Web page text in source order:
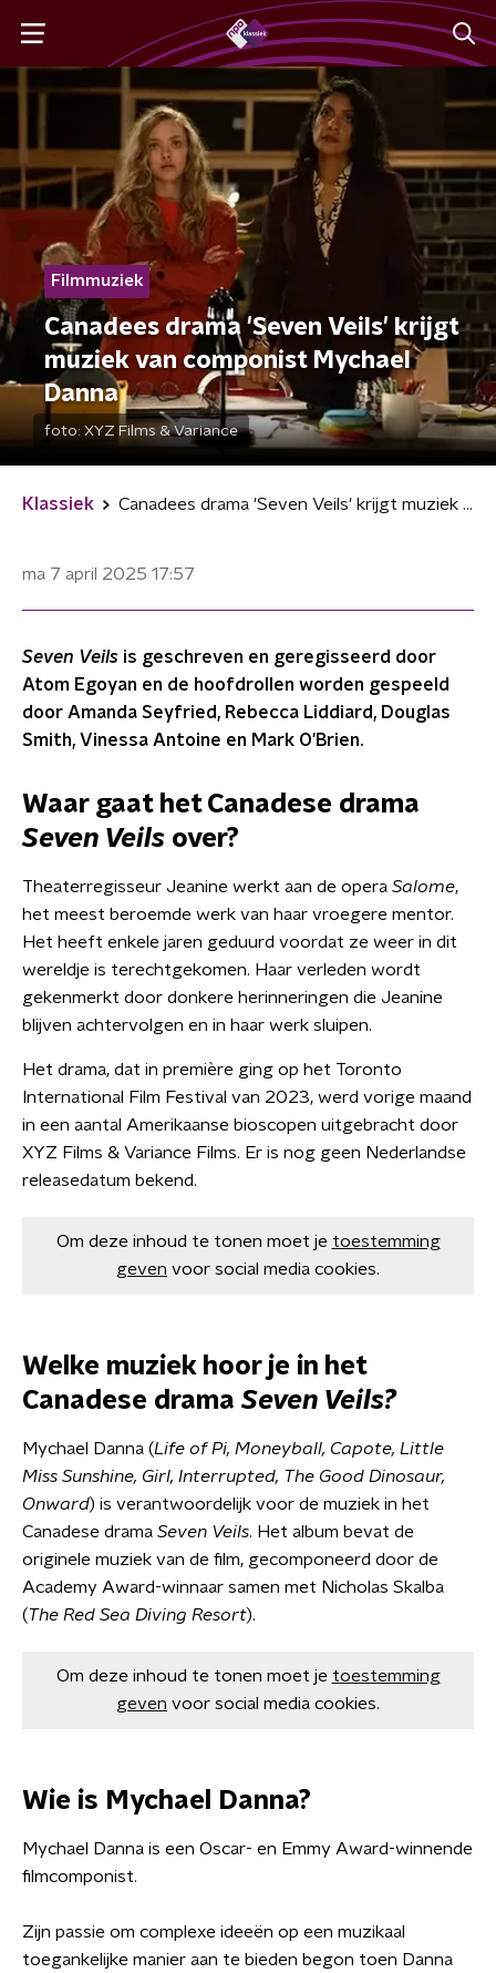
Filmmuziek
Canadees drama 'Seven Veils' krijgt
muziek van componist Mychael
Danna
foto: XYZ Films & Variance
Klassiek Canadees drama 'Seven Veils' krijgt muziek van componist Mychael Danna
ma 7 april 2025 17:57
Seven Veils is geschreven en geregisseerd door
Atom Egoyan en de hoofdrollen worden gespeeld
door Amanda Seyfried, Rebecca Liddiard, Douglas
Smith, Vinessa Antoine en Mark O'Brien.
Waar gaat het Canadese drama
Seven Veils over?
Theaterregisseur Jeanine werkt aan de opera Salome,
het meest beroemde werk van haar vroegere mentor.
Het heeft enkele jaren geduurd voordat ze weer in dit
wereldje is terechtgekomen. Haar verleden wordt
gekenmerkt door donkere herinneringen die Jeanine
blijven achtervolgen en in haar werk sluipen.
Het drama, dat in première ging op het Toronto
International Film Festival van 2023, werd vorige maand
in een aantal Amerikaanse bioscopen uitgebracht door
XYZ Films & Variance Films. Er is nog geen Nederlandse
releasedatum bekend.
Om deze inhoud te tonen moet je toestemming
geven voor social media cookies.
Welke muziek hoor je in het
Canadese drama Seven Veils?
Mychael Danna (Life of Pi, Moneyball, Capote, Little
Miss Sunshine, Girl, Interrupted, The Good Dinosaur,
Onward) is verantwoordelijk voor de muziek in het
Canadese drama Seven Veils. Het album bevat de
originele muziek van de film, gecomponeerd door de
Academy Award-winnaar samen met Nicholas Skalba
(The Red Sea Diving Resort).
Om deze inhoud te tonen moet je toestemming
geven voor social media cookies.
Wie is Mychael Danna?
Mychael Danna is een Oscar- en Emmy Award-winnende
filmcomponist.
Zijn passie om complexe ideeën op een muzikaal
toegankelijke manier aan te bieden begon toen Danna